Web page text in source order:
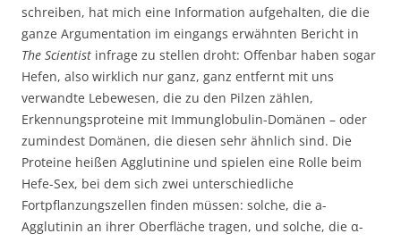
schreiben, hat mich eine Information aufgehalten, die die
ganze Argumentation im eingangs erwähnten Bericht in
The Scientist infrage zu stellen droht: Offenbar haben sogar
Hefen, also wirklich nur ganz, ganz entfernt mit uns
verwandte Lebewesen, die zu den Pilzen zählen,
Erkennungsproteine mit Immunglobulin-Domänen – oder
zumindest Domänen, die diesen sehr ähnlich sind. Die
Proteine heißen Agglutinine und spielen eine Rolle beim
Hefe-Sex, bei dem sich zwei unterschiedliche
Fortpflanzungszellen finden müssen: solche, die a-
Agglutinin an ihrer Oberfläche tragen, und solche, die α-